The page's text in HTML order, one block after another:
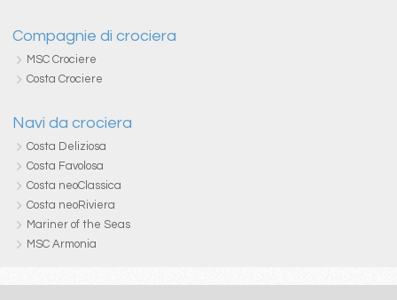
Compagnie di crociera
MSC Crociere
Costa Crociere
Navi da crociera
Costa Deliziosa
Costa Favolosa
Costa neoClassica
Costa neoRiviera
Mariner of the Seas
MSC Armonia